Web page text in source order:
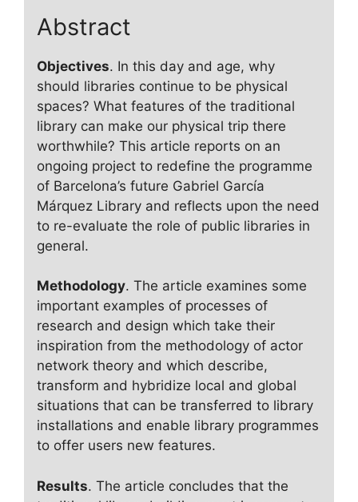
Abstract
Objectives. In this day and age, why
should libraries continue to be physical
spaces? What features of the traditional
library can make our physical trip there
worthwhile? This article reports on an
ongoing project to redefine the programme
of Barcelona’s future Gabriel García
Márquez Library and reflects upon the need
to re-evaluate the role of public libraries in
general.
Methodology. The article examines some
important examples of processes of
research and design which take their
inspiration from the methodology of actor
network theory and which describe,
transform and hybridize local and global
situations that can be transferred to library
installations and enable library programmes
to offer users new features.
Results. The article concludes that the